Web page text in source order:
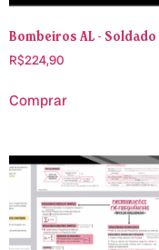
Bombeiros AL - Soldado
R$224,90
Comprar